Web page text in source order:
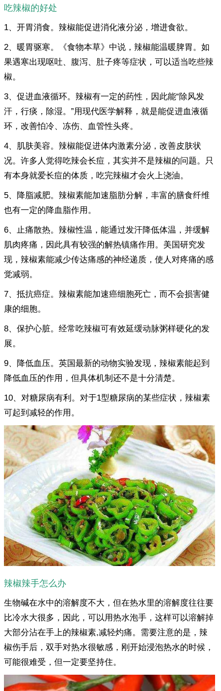
吃辣椒的好处
1、开胃消食。辣椒能促进消化液分泌，增进食欲。
2、暖胃驱寒。《食物本草》中说，辣椒能温暖脾胃。如
果遇寒出现呕吐、腹泻、肚子疼等症状，可以适当吃些辣
椒。
3、促进血液循环。辣椒有一定的药性，因此能“除风发
汗，行痰，除湿。”用现代医学解释，就是能促进血液循
环，改善怕冷、冻伤、血管性头疼。
4、肌肤美容。辣椒能促进体内激素分泌，改善皮肤状
况。许多人觉得吃辣会长痘，其实并不是辣椒的问题。只
有本身就爱长痘的体质，吃完辣椒才会火上浇油。
5、降脂减肥。辣椒素能加速脂肪分解，丰富的膳食纤维
也有一定的降血脂作用。
6、止痛散热。辣椒性温，能通过发汗降低体温，并缓解
肌肉疼痛，因此具有较强的解热镇痛作用。美国研究发
现，辣椒素能减少传达痛感的神经递质，使人对疼痛的感
觉减弱。
7、抵抗癌症。辣椒素能加速癌细胞死亡，而不会损害健
康的细胞。
8、保护心脏。经常吃辣椒可有效延缓动脉粥样硬化的发
展。
9、降低血压。英国最新的动物实验发现，辣椒素能起到
降低血压的作用，但具体机制还不是十分清楚。
10、对糖尿病有利。对于1型糖尿病的某些症状，辣椒素
可起到减轻的作用。
辣椒辣手怎么办
生物碱在水中的溶解度不大，但在热水里的溶解度往往要
比冷水大很多，因此，可以用热水泡手，这样可以溶解掉
大部分沾在手上的辣椒素,减轻灼痛。需要注意的是，辣
椒伤手后，双手对热水很敏感，刚开始浸泡热水的时候，
可能很难受，但一定要坚持住。